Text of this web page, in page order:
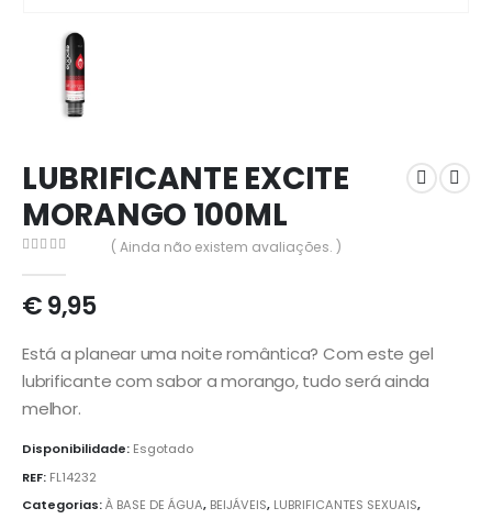
LUBRIFICANTE EXCITE
MORANGO 100ML
( Ainda não existem avaliações. )
€9,95
Está a planear uma noite romântica? Com este gel
lubrificante com sabor a morango, tudo será ainda
melhor.
Disponibilidade: Esgotado
REF: FL14232
Categorias:À BASE DE ÁGUA, BEIJÁVEIS, LUBRIFICANTES SEXUAIS,